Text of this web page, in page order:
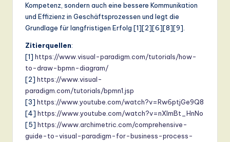
Kompetenz, sondern auch eine bessere Kommunikation
und Effizienz in Geschäftsprozessen und legt die
Grundlage für langfristigen Erfolg [1][2][6][8][9].
Zitierquellen:
[1] https://www.visual-paradigm.com/tutorials/how-
to-draw-bpmn-diagram/
[2] https://www.visual-
paradigm.com/tutorials/bpmn1.jsp
[3] https://www.youtube.com/watch?v=Rw6ptjGe9Q8
[4] https://www.youtube.com/watch?v=nXImBt_HnNo
[5] https://www.archimetric.com/comprehensive-
guide-to-visual-paradigm-for-business-process-